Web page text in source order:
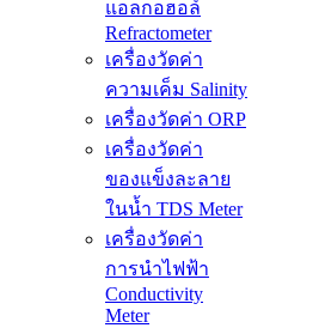
แอลกอฮอล์
Refractometer
เครื่องวัดค่า
ความเค็ม Salinity
เครื่องวัดค่า ORP
เครื่องวัดค่า
ของแข็งละลาย
ในน้ำ TDS Meter
เครื่องวัดค่า
การนำไฟฟ้า
Conductivity
Meter